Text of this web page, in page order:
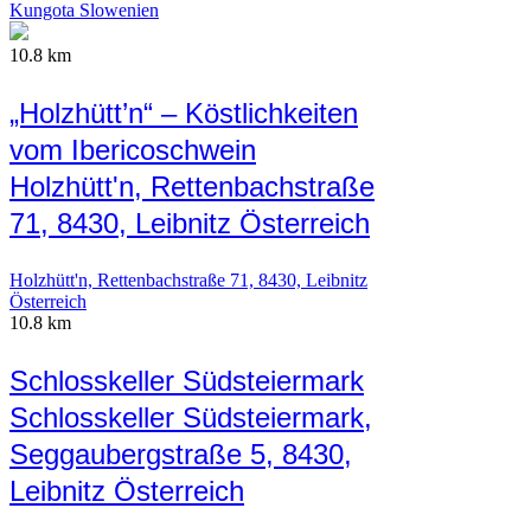
Kungota Slowenien
10.8 km
„Holzhütt’n“ – Köstlichkeiten
vom Ibericoschwein
Holzhütt'n, Rettenbachstraße
71, 8430, Leibnitz Österreich
Holzhütt'n, Rettenbachstraße 71, 8430, Leibnitz
Österreich
10.8 km
Schlosskeller Südsteiermark
Schlosskeller Südsteiermark,
Seggaubergstraße 5, 8430,
Leibnitz Österreich